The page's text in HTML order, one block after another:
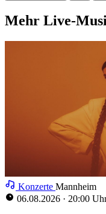
Mehr Live-
Konzerte Mannheim
06.08.2026 · 20:00